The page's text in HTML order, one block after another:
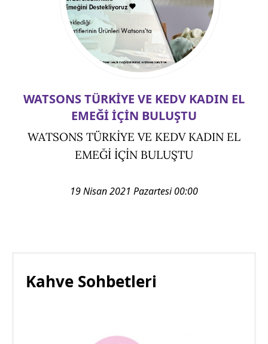
WATSONS TÜRKİYE VE KEDV KADIN EL
EMEĞİ İÇİN BULUŞTU
WATSONS TÜRKİYE VE KEDV KADIN EL
EMEĞİ İÇİN BULUŞTU
19 Nisan 2021 Pazartesi 00:00
Kahve Sohbetleri